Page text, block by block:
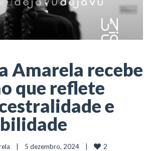
Amarela recebe
que reflete
e
    |    5 dezembro, 2024    |
2